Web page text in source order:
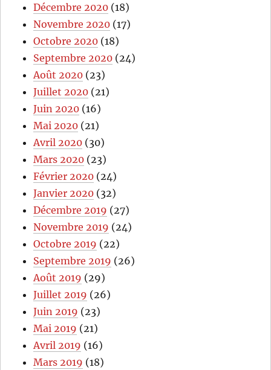
Décembre 2020 (18)
Novembre 2020 (17)
Octobre 2020 (18)
Septembre 2020 (24)
Août 2020 (23)
Juillet 2020 (21)
Juin 2020 (16)
Mai 2020 (21)
Avril 2020 (30)
Mars 2020 (23)
Février 2020 (24)
Janvier 2020 (32)
Décembre 2019 (27)
Novembre 2019 (24)
Octobre 2019 (22)
Septembre 2019 (26)
Août 2019 (29)
Juillet 2019 (26)
Juin 2019 (23)
Mai 2019 (21)
Avril 2019 (16)
Mars 2019 (18)